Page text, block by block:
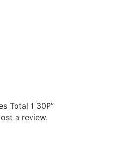
Total 1 30P”
a review.